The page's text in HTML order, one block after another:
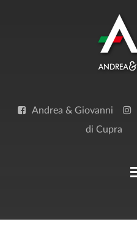
Andrea & Giovanni
di Cupra